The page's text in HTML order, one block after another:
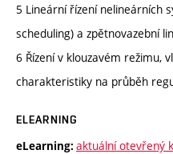
5 Lineární řízení nelineárních
scheduling) a zpětnovazební
6 Řízení v klouzavém režimu,
charakteristiky na průběh
ELEARNING
eLearning: aktuální otevřený